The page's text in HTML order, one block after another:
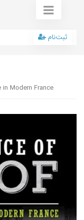
ثبت‌نام
Modern France